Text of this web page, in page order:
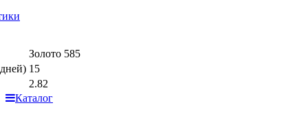
Золото 585
15
2.82
Каталог